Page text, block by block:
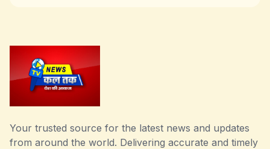
Your trusted source for the latest news and updates
from around the world. Delivering accurate and timely